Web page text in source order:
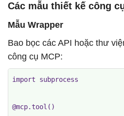
Các mẫu thiết kế công
Mẫu Wrapper
Bao bọc các API hoặc thư
công cụ MCP:
import subprocess
@mcp.tool()